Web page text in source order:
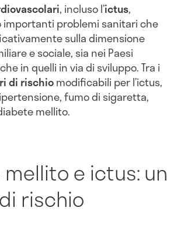
, incluso l’ictus,
problemi sanitari che
sulla dimensione
e sociale, sia nei Paesi
in quelli in via di sviluppo. Tra i
di rischiomodificabili per l’ictus,
fumo di sigaretta,
mellito.
e ictus: un
rischio